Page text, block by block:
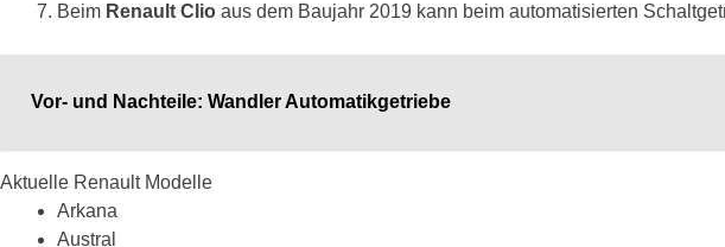
Beim Renault Clio aus dem Baujahr 2019 kann beim automatisierten
Vor- und Nachteile: Wandler Automatikgetriebe
Aktuelle Renault Modelle
Arkana
Austral